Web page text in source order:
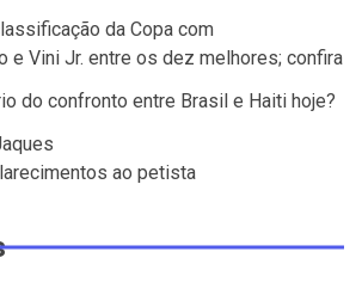
da Copa com
e Vini Jr. entre os dez melhores; confira
do confronto entre Brasil e Haiti hoje?
ao petista